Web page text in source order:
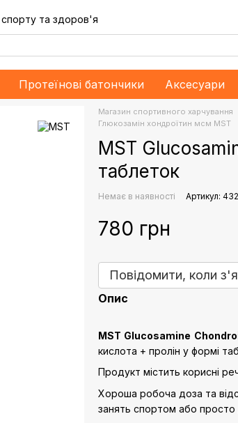
та здоров'я
Протеїнові батончики Аксесуари
Магазин спортивного харчування
Глюкозамін хондроїтин мсм MST
MST
таблеток
Немає в наявності Артикул:
780 грн
Повідомити, коли
Опис
MST Glucosamine
кислота + пролін у формі
Продукт містить корисні
Хороша робоча доза та
занять спортом або просто